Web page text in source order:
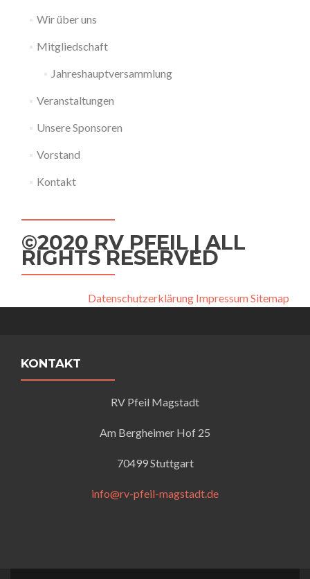
Wir über uns
Mitgliedschaft
Jahreshauptversammlung
Veranstaltungen
Unsere Sponsoren
Vorstand
Kontakt
©2020 RV PFEIL | ALL
RIGHTS RESERVED
Datenschutzerklärung ImpressumSitemap
KONTAKT
RV Pfeil Magstadt
Am Bergheimer Hof 25
70499 Stuttgart
info@rv-pfeil-magstadt.de